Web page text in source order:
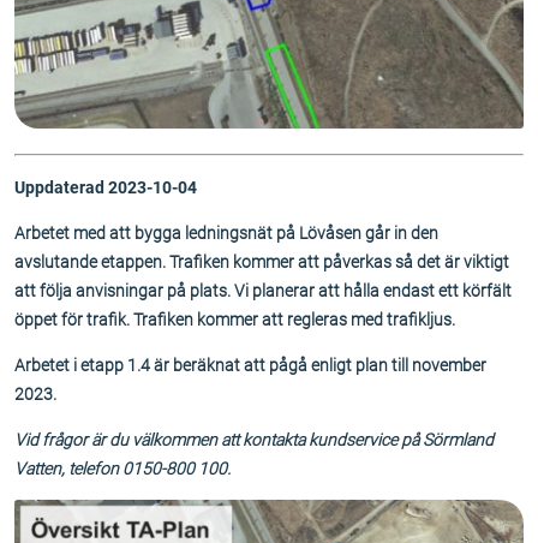
Uppdaterad 2023-10-04
Arbetet med att bygga ledningsnät på Lövåsen går in den
avslutande etappen. Trafiken kommer att påverkas så det är viktigt
att följa anvisningar på plats. Vi planerar att hålla endast ett körfält
öppet för trafik. Trafiken kommer att regleras med trafikljus.
Arbetet i etapp 1.4 är beräknat att pågå enligt plan till november
2023.
Vid frågor är du välkommen att kontakta kundservice på Sörmland
Vatten, telefon 0150-800 100.